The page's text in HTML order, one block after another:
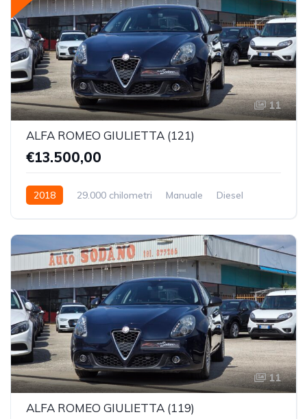
11
ALFA ROMEO GIULIETTA (121)
€13.500,00
2018 29.000 chilometri Manuale
Diesel
11
ALFA ROMEO GIULIETTA (119)